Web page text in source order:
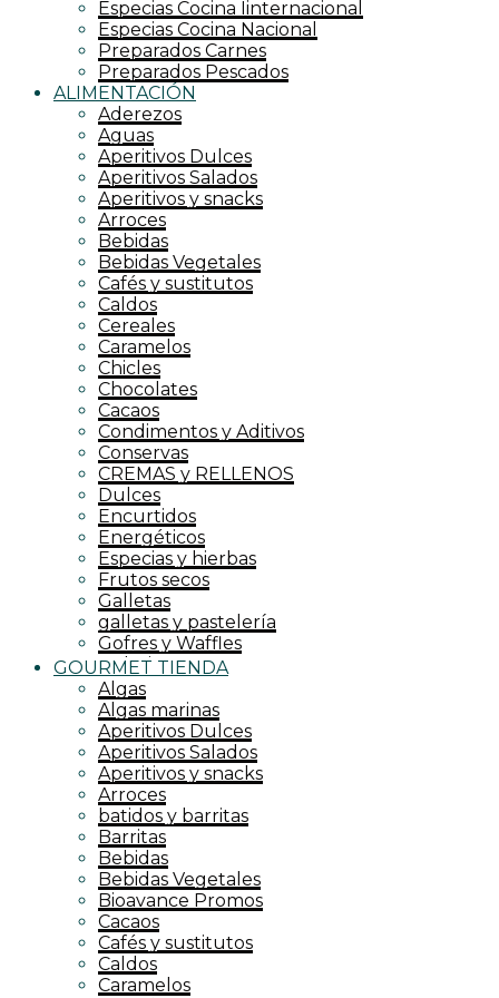
Especias Cocina Iinternacional
Especias Cocina Nacional
Preparados Carnes
Preparados Pescados
ALIMENTACIÓN
Aderezos
Aguas
Aperitivos Dulces
Aperitivos Salados
Aperitivos y snacks
Arroces
Bebidas
Bebidas Vegetales
Cafés y sustitutos
Caldos
Cereales
Caramelos
Chicles
Chocolates
Cacaos
Condimentos y Aditivos
Conservas
CREMAS y RELLENOS
Dulces
Encurtidos
Energéticos
Especias y hierbas
Frutos secos
Galletas
galletas y pastelería
Gofres y Waffles
Golosinas
grandes formatos
Harinas
Endulzantes
Kombucha
krunchys
Lácteos
Jaleas
Latas y conservas
leche y quesos
Legumbres
Mermeladas
Mieles
Misos
Mueslis
Jugos y superjugos
GOURMET TIENDA
Algas
Algas marinas
Aperitivos Dulces
Aperitivos Salados
Aperitivos y snacks
Arroces
batidos y barritas
Barritas
Bebidas
Bebidas Vegetales
Bioavance Promos
Cacaos
Cafés y sustitutos
Caldos
Caramelos